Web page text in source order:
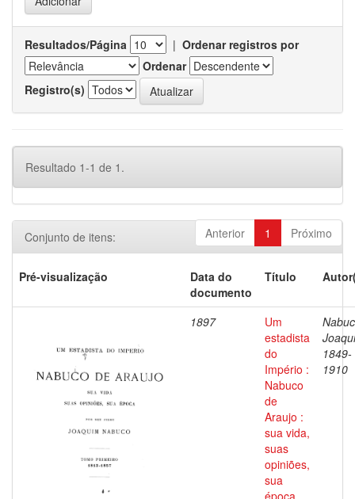
Resultados/Página | Ordenar registros por
Ordenar
Registro(s)
Resultado 1-1 de 1.
Anterior 1 Próximo
Conjunto de itens:
Pré-visualização
Data do
documento
Título
1897
Um
estadista
do
Império :
Nabuco
de
Araujo :
sua vida,
suas
opiniões,
sua
época,
1849-
1910